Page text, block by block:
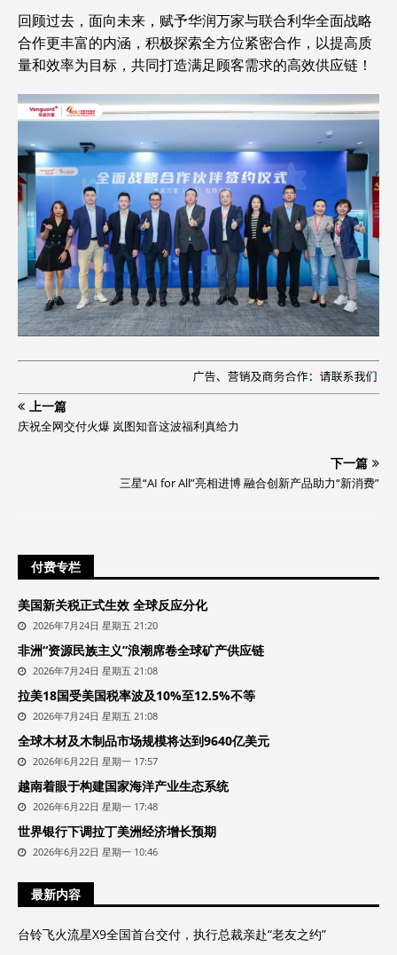
回顾过去，面向未来，赋予华润万家与联合利华全面战略
合作更丰富的内涵，积极探索全方位紧密合作，以提高质
量和效率为目标，共同打造满足顾客需求的高效供应链！
上一篇
庆祝全网交付火爆 岚图知音这波福利真给力
下一篇
三星“AI for All”亮相进博 融合创新产品助力“新消费”
付费专栏
美国新关税正式生效 全球反应分化
2026年7月24日 星期五 21:20
非洲“资源民族主义”浪潮席卷全球矿产供应链
2026年7月24日 星期五 21:08
拉美18国受美国税率波及10%至12.5%不等
2026年7月24日 星期五 21:08
全球木材及木制品市场规模将达到9640亿美元
2026年6月22日 星期一 17:57
越南着眼于构建国家海洋产业生态系统
2026年6月22日 星期一 17:48
世界银行下调拉丁美洲经济增长预期
2026年6月22日 星期一 10:46
最新内容
台铃飞火流星X9全国首台交付，执行总裁亲赴“老友之约”